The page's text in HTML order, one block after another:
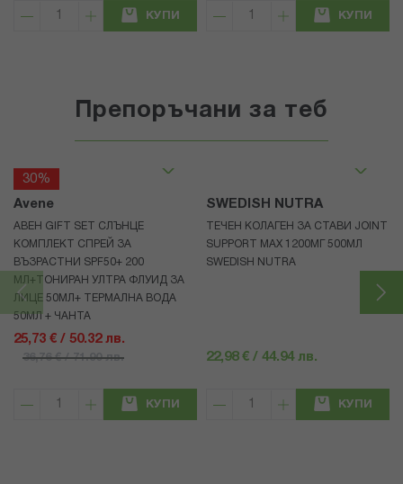
КУПИ КУПИ
Препоръчани за теб
30%
Avene
АВЕН GIFT SET СЛЪНЦЕ
КОМПЛЕКТ СПРЕЙ ЗА
ВЪЗРАСТНИ SPF50+ 200
МЛ+ТОНИРАН УЛТРА ФЛУИД ЗА
ЛИЦЕ 50МЛ+ ТЕРМАЛНА ВОДА
50МЛ + ЧАНТА
25,73 € / 50.32 лв.
36,76 € / 71.90 лв.
КУПИ
SWEDISH NUTRA
ТЕЧЕН КОЛАГЕН ЗА СТАВИ JOINT
SUPPORT MAX 1200МГ 500МЛ
SWEDISH NUTRA
22,98 € / 44.94 лв.
КУПИ